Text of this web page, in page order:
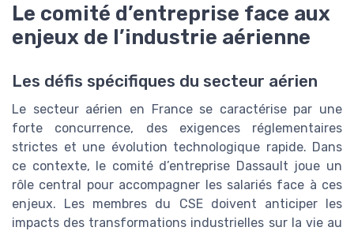
Le comité d’entreprise face aux
enjeux de l’industrie aérienne
Les défis spécifiques du secteur aérien
Le secteur aérien en France se caractérise par une
forte concurrence, des exigences réglementaires
strictes et une évolution technologique rapide. Dans
ce contexte, le comité d’entreprise Dassault joue un
rôle central pour accompagner les salariés face à ces
enjeux. Les membres du CSE doivent anticiper les
impacts des transformations industrielles sur la vie au